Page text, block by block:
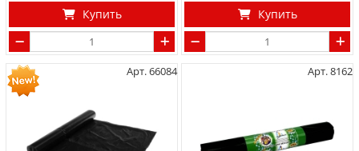
Купить Купить
Арт. 66084 Арт. 8162